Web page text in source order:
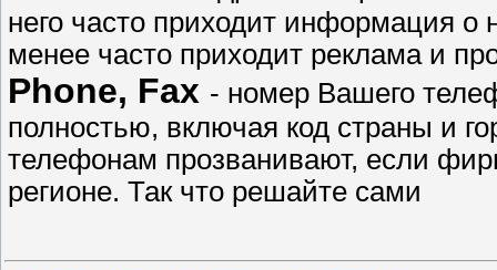
него часто приходит информация о
менее часто приходит реклама и
Phone, Fax - номер Вашего
полностью, включая код страны и
телефонам прозванивают, если
регионе. Так что решайте сами